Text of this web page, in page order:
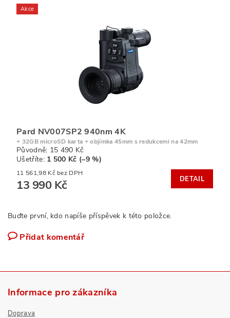
Akce
Pard NV007SP2 940nm 4K
+ 32GB microSD karta + objímka 45mm s redukcemi na 42mm
Původně: 15 490 Kč
Ušetříte: 1 500 Kč (–9 %)
11 561,98 Kč bez DPH
13 990 Kč DETAIL
Buďte první, kdo napíše příspěvek k této položce.
Přidat komentář
Informace pro zákazníka
Doprava